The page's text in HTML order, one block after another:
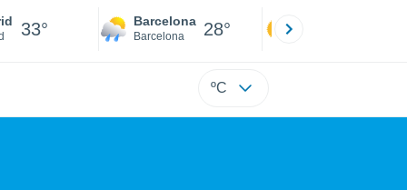
33° Barcelona
Barcelona 28°
ºC